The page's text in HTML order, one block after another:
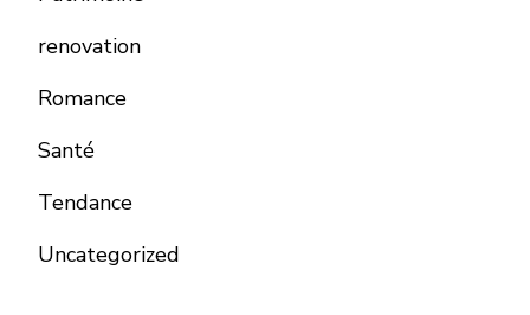
renovation
Romance
Santé
Tendance
Uncategorized